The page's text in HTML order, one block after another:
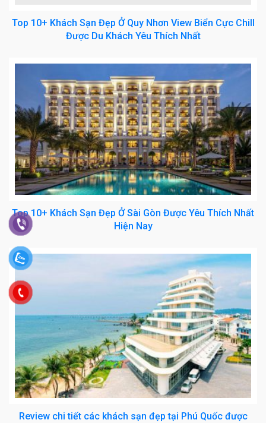
Top 10+ Khách Sạn Đẹp Ở Quy Nhơn View Biển Cực Chill
Được Du Khách Yêu Thích Nhất
Top 10+ Khách Sạn Đẹp Ở Sài Gòn Được Yêu Thích Nhất
Hiện Nay
Review chi tiết các khách sạn đẹp tại Phú Quốc được